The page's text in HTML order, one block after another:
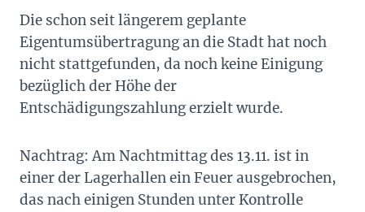
Die schon seit längerem geplante
Eigentumsübertragung an die Stadt hat noch
nicht stattgefunden, da noch keine Einigung
bezüglich der Höhe der
Entschädigungszahlung erzielt wurde.
Nachtrag: Am Nachtmittag des 13.11. ist in
einer der Lagerhallen ein Feuer ausgebrochen,
das nach einigen Stunden unter Kontrolle